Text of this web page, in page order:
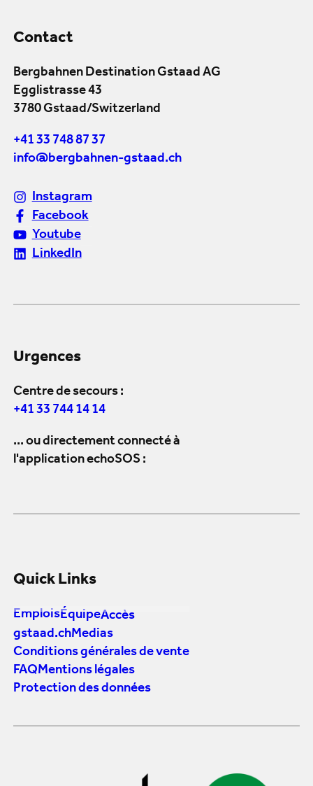
Contact
Bergbahnen Destination Gstaad AG
Egglistrasse 43
3780 Gstaad/Switzerland
+41 33 748 87 37
info@bergbahnen-gstaad.ch
Instagram
Facebook
Youtube
LinkedIn
Urgences
Centre de secours :
+41 33 744 14 14
... ou directement connecté à
l'application echoSOS :
Quick Links
EmploisÉquipeAccès
gstaad.chMedias
Conditions générales de vente
FAQMentions légales
Protection des données